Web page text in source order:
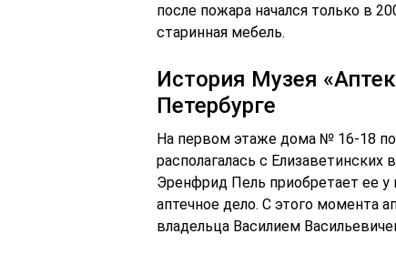
после пожара начался только в
старинная мебель.
История Музея
Петербурге
На первом этаже дома № 16-18 по
располагалась с
Эренфрид Пель приобретает ее
аптечное дело. С этого момента
владельца Василием